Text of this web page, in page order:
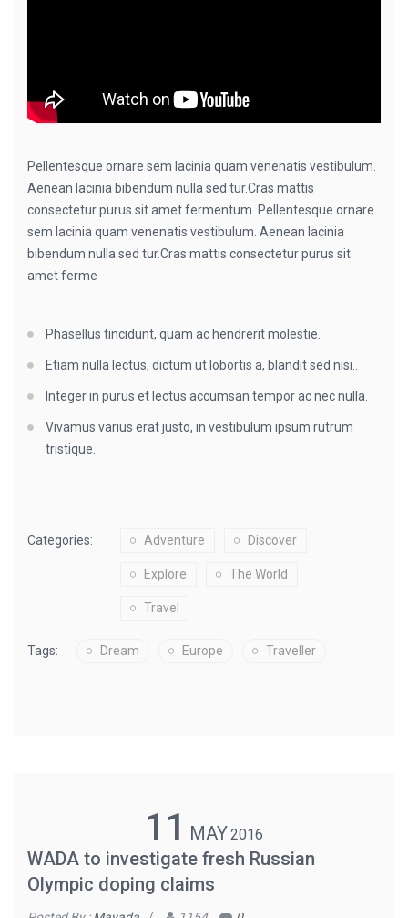
Pellentesque ornare sem lacinia quam venenatis vestibulum.
Aenean lacinia bibendum nulla sed tur.Cras mattis
consectetur purus sit amet fermentum. Pellentesque ornare
sem lacinia quam venenatis vestibulum. Aenean lacinia
bibendum nulla sed tur.Cras mattis consectetur purus sit
amet ferme
Phasellus tincidunt, quam ac hendrerit molestie.
Etiam nulla lectus, dictum ut lobortis a, blandit sed nisi..
Integer in purus et lectus accumsan tempor ac nec nulla.
Vivamus varius erat justo, in vestibulum ipsum rutrum
tristique..
Categories: Adventure Discover
Explore The World
Travel
Tags: Dream Europe Traveller
11 MAY2016
WADA to investigate fresh Russian
Olympic doping claims